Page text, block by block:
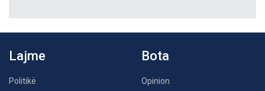
Lajme
Politikë
Bota
Opinion